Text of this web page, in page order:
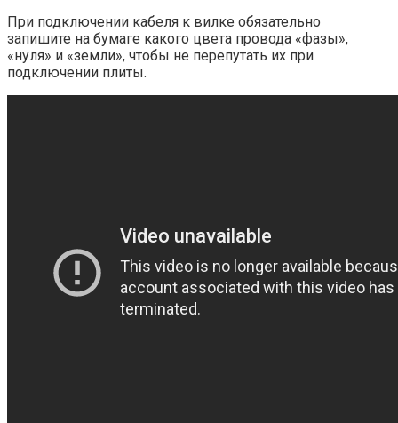
При подключении кабеля к вилке обязательно
запишите на бумаге какого цвета провода «фазы»,
«нуля» и «земли», чтобы не перепутать их при
подключении плиты.